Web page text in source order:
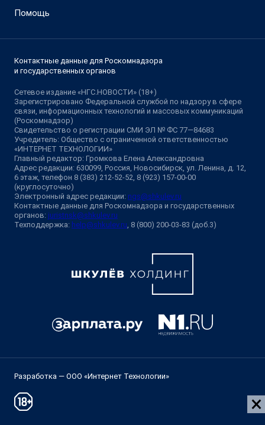
Помощь
Контактные данные для Роскомнадзора
и государственных органов
Сетевое издание «НГС.НОВОСТИ» (18+)
Зарегистрировано Федеральной службой по надзору в сфере
связи, информационных технологий и массовых коммуникаций
(Роскомнадзор)
Свидетельство о регистрации СМИ ЭЛ № ФС 77—84683
Учредитель: Общество с ограниченной ответственностью
«ИНТЕРНЕТ ТЕХНОЛОГИИ»
Главный редактор: Громкова Елена Александровна
Адрес редакции: 630099, Россия, Новосибирск, ул. Ленина, д. 12,
6 этаж, телефон 8 (383) 212-52-52, 8 (923) 157-00-00
(круглосуточно)
Электронный адрес редакции: ngs@shkulev.ru
Контактные данные для Роскомнадзора и государственных
органов: juristnsk@shkulev.ru
Техподдержка: help@shkulev.ru , 8 (800) 200-03-83 (доб.3)
Разработка — ООО «Интернет Технологии»